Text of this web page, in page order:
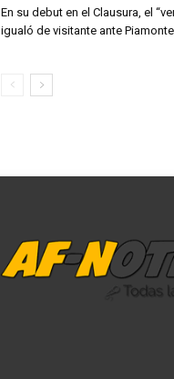
En su debut en el Clausura, el
igualó de visitante ante Piamonte